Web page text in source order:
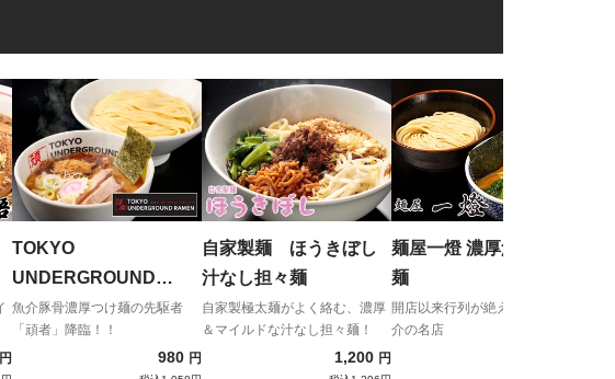
円
TOKYO
UNDERGROUND
RAMEN 頑者 つけめん
（濃厚）
魚介豚骨濃厚つけ麺の先駆者
「頑者」降臨！！
980 円
自家製麺 ほうきぼし
汁なし担々麺
自家製極太麺がよく絡む、濃厚
＆マイルドな汁なし担々麺！
1,200 円
麺屋一燈 濃厚魚介つけ
麺
開店以来行列が絶えない濃厚魚
介の名店